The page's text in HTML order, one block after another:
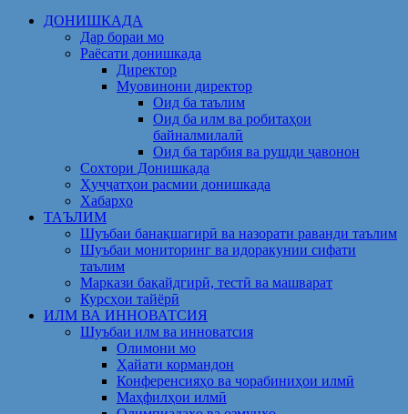
ДОНИШКАДА
Дар бораи мо
Раёсати донишкада
Директор
Муовинони директор
Оид ба таълим
Оид ба илм ва робитаҳои
байналмилалӣ
Оид ба тарбия ва рушди ҷавонон
Сохтори Донишкада
Ҳуҷҷатҳои расмии донишкада
Хабарҳо
ТАЪЛИМ
Шуъбаи банақшагирӣ ва назорати раванди таълим
Шуъбаи мониторинг ва идоракунии сифати
таълим
Маркази бақайдгирӣ, тестӣ ва машварат
Курсҳои тайёрӣ
ИЛМ ВА ИННОВАТСИЯ
Шуъбаи илм ва инноватсия
Олимони мо
Ҳайати кормандон
Конференсияҳо ва чорабиниҳои илмӣ
Маҳфилҳои илмӣ